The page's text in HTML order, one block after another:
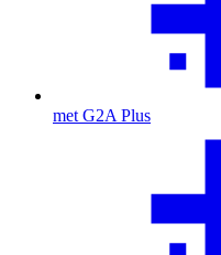
met G2A Plus